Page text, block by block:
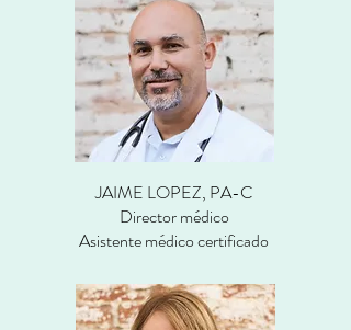
JAIME LOPEZ, PA-C
Director médico
Asistente médico certificado